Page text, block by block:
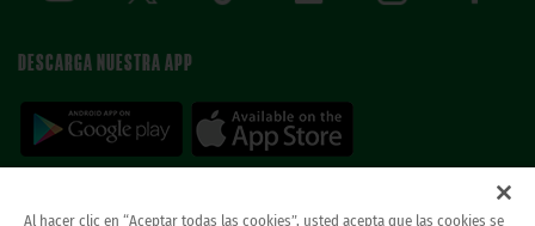
DESCARGA NUESTRA APP
Al hacer clic en “Aceptar todas las cookies”, usted acepta que las cookies se